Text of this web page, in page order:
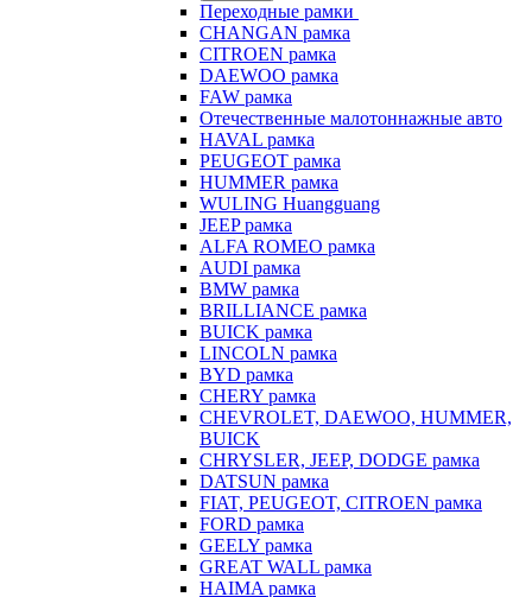
Переходные рамки
CHANGAN рамка
CITROEN рамка
DAEWOO рамка
FAW рамка
Отечественные малотоннажные авто
HAVAL рамка
PEUGEOT рамка
HUMMER рамка
WULING Huangguang
JEEP рамка
ALFA ROMEO рамка
AUDI рамка
BMW рамка
BRILLIANCE рамка
BUICK рамка
LINCOLN рамка
BYD рамка
CHERY рамка
CHEVROLET, DAEWOO, HUMMER,
BUICK
CHRYSLER, JEEP, DODGE рамка
DATSUN рамка
FIAT, PEUGEOT, CITROEN рамка
FORD рамка
GEELY рамка
GREAT WALL рамка
HAIMA рамка